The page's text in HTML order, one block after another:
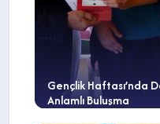
Gençlik Haftası’nda
Anlamlı Buluşma